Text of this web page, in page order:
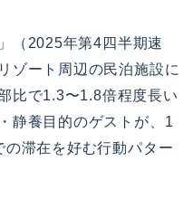
（2025年第4四半期速
ゾート周辺の民泊施設に
比で1.3〜1.8倍程度長い
静養目的のゲストが、1
滞在を好む行動パター